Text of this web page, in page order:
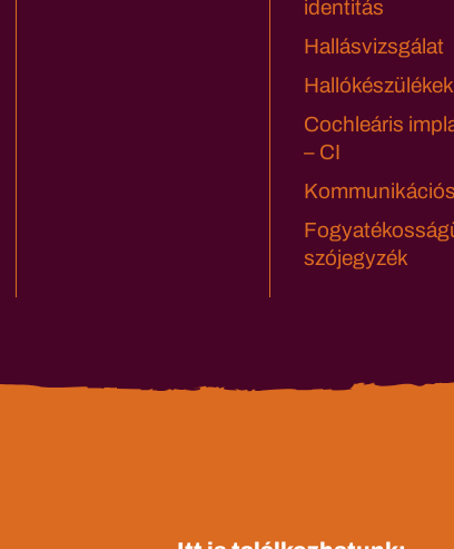
identitás
Hallásvizsgálat
Hallókészülékek
Cochleáris
– CI
szójegyzék